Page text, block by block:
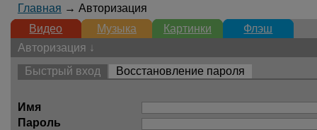
Главная → Авторизация
Видео
Музыка Картинки
Флэш
Авторизация ↓
Быстрый вход
Восстановление пароля
Имя
Пароль